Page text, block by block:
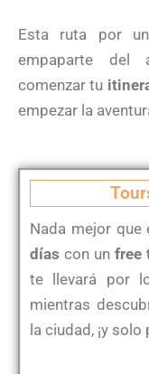
Esta ruta por
empaparte del
comenzar tu
empezar la
Nada mejor que
días con unfree
te llevará por
mientras
la ciudad, ¡y